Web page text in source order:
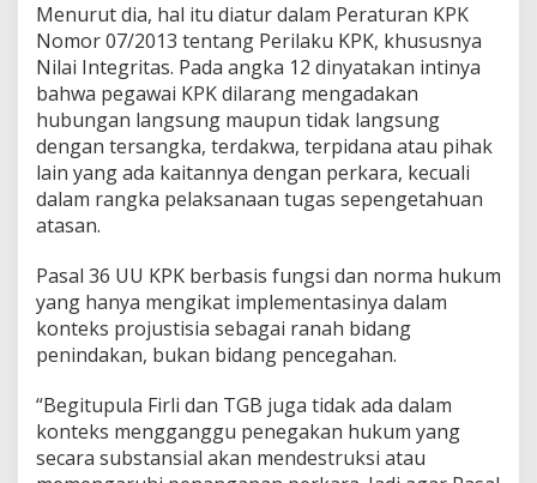
Menurut dia, hal itu diatur dalam Peraturan KPK
Nomor 07/2013 tentang Perilaku KPK, khususnya
Nilai Integritas. Pada angka 12 dinyatakan intinya
bahwa pegawai KPK dilarang mengadakan
hubungan langsung maupun tidak langsung
dengan tersangka, terdakwa, terpidana atau pihak
lain yang ada kaitannya dengan perkara, kecuali
dalam rangka pelaksanaan tugas sepengetahuan
atasan.
Pasal 36 UU KPK berbasis fungsi dan norma hukum
yang hanya mengikat implementasinya dalam
konteks projustisia sebagai ranah bidang
penindakan, bukan bidang pencegahan.
“Begitupula Firli dan TGB juga tidak ada dalam
konteks mengganggu penegakan hukum yang
secara substansial akan mendestruksi atau